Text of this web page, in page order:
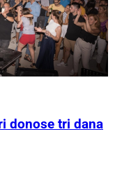
donose tri dana